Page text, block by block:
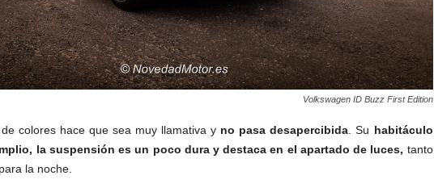
Volkswagen ID Buzz First Edition
colores hace que sea muy llamativa y no pasa desapercibida . Su habitáculo
la suspensión es un poco dura y destaca en el apartado de luces, tanto
la noche.